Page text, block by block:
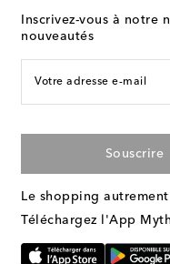
Inscrivez-vous à notre
nouveautés
Votre adresse e-mail
Souscrire
Le shopping autrement
Téléchargez l'App